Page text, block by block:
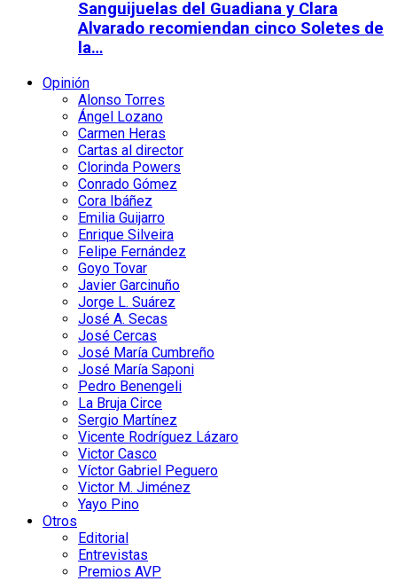
Sanguijuelas del Guadiana y Clara
Alvarado recomiendan cinco Soletes de
la…
Opinión
Alonso Torres
Ángel Lozano
Carmen Heras
Cartas al director
Clorinda Powers
Conrado Gómez
Cora Ibáñez
Emilia Guijarro
Enrique Silveira
Felipe Fernández
Goyo Tovar
Javier Garcinuño
Jorge L. Suárez
José A. Secas
José Cercas
José María Cumbreño
José María Saponi
Pedro Benengeli
La Bruja Circe
Sergio Martínez
Vicente Rodríguez Lázaro
Victor Casco
Víctor Gabriel Peguero
Victor M. Jiménez
Yayo Pino
Otros
Editorial
Entrevistas
Premios AVP